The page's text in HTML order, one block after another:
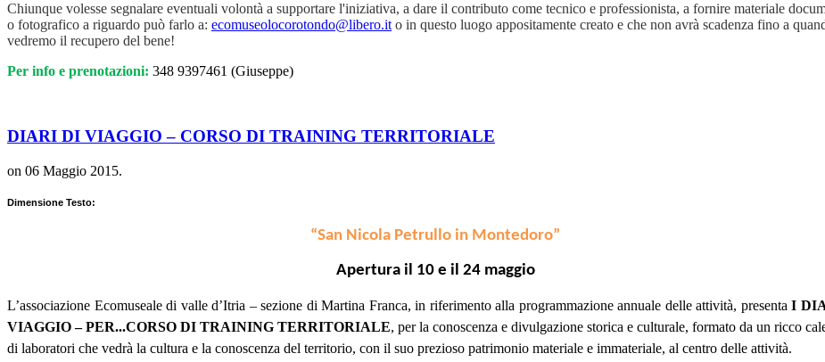
Chiunque volesse segnalare eventuali volontà a supportare l'iniziativa, a dare il contributo come tecnico e professionista, a fornire materiale
o fotografico a riguardo può farlo a: ecomuseolocorotondo@libero.it o in questo luogo appositamente creato e che non avrà scadenza fino a
vedremo il recupero del bene!
Per info e prenotazioni: 348 9397461 (Giuseppe)
DIARI DI VIAGGIO – CORSO DI TRAINING TERRITORIALE
on 06 Maggio 2015.
Dimensione Testo:
“San Nicola Petrullo in Montedoro”
Apertura il 10 e il 24 maggio
L’associazione Ecomuseale di valle d’Itria – sezione di Martina Franca, in riferimento alla programmazione annuale delle attività, presenta I
VIAGGIO – PER...CORSO DI TRAINING TERRITORIALE, per la conoscenza e divulgazione storica e culturale, formato da un ricco
di laboratori che vedrà la cultura e la conoscenza del territorio, con il suo prezioso patrimonio materiale e immateriale, al centro delle attività.